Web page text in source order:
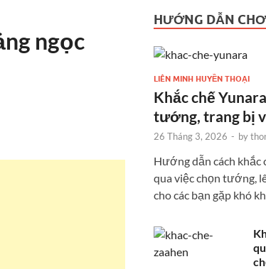
ngọc
HƯỚNG DẪN
LIÊN MINH HUYỀN THOẠI
Khắc chế
tướng, trang bị
26 Tháng 3, 2026 - by
Hướng dẫn cách khắc
qua việc chọn tướng,
cho các bạn gặp khó